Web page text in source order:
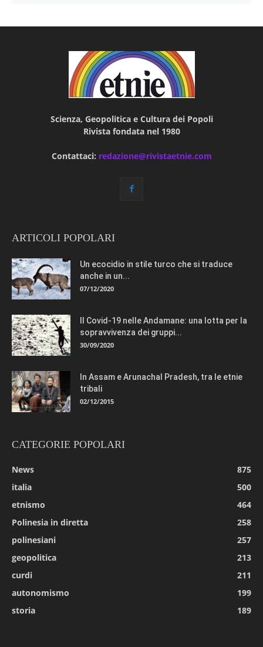
Scienza, Geopolitica e Cultura dei Popoli
Rivista fondata nel 1980
Contattaci: redazione@rivistaetnie.com
ARTICOLI POPOLARI
Un ecocidio in stile turco che si traduce
anche in un...
07/12/2020
Il Covid-19 nelle Andamane: una lotta per la
sopravvivenza dei gruppi...
30/09/2020
In Assam e Arunachal Pradesh, tra le etnie
tribali
02/12/2015
CATEGORIE POPOLARI
News
875
italia
500
etnismo
464
Polinesia in diretta
258
polinesiani
257
geopolitica
213
curdi
211
autonomismo
199
storia
189